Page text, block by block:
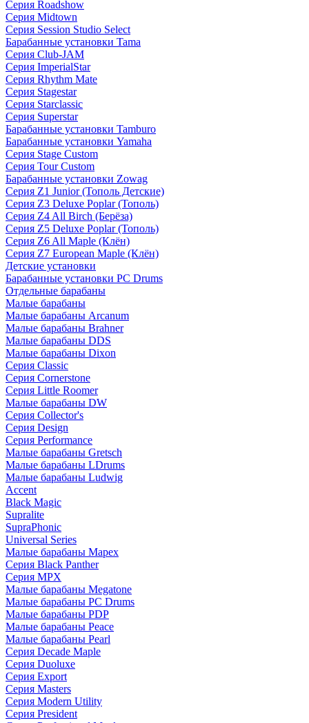
Серия Roadshow
Серия Midtown
Серия Session Studio Select
Барабанные установки Tama
Серия Club-JAM
Серия ImperialStar
Серия Rhythm Mate
Серия Stagestar
Серия Starclassic
Серия Superstar
Барабанные установки Tamburo
Барабанные установки Yamaha
Серия Stage Custom
Серия Tour Custom
Барабанные установки Zowag
Серия Z1 Junior (Тополь Детские)
Серия Z3 Deluxe Poplar (Тополь)
Серия Z4 All Birch (Берёза)
Серия Z5 Deluxe Poplar (Тополь)
Серия Z6 All Maple (Клён)
Серия Z7 European Maple (Клён)
Детские установки
Барабанные установки PC Drums
Отдельные барабаны
Малые барабаны
Малые барабаны Arcanum
Малые барабаны Brahner
Малые барабаны DDS
Малые барабаны Dixon
Серия Classic
Серия Cornerstone
Серия Little Roomer
Малые барабаны DW
Серия Collector's
Серия Design
Серия Performance
Малые барабаны Gretsch
Малые барабаны LDrums
Малые барабаны Ludwig
Accent
Black Magic
Supralite
SupraPhonic
Universal Series
Малые барабаны Mapex
Серия Black Panther
Серия MPX
Малые барабаны Megatone
Малые барабаны PC Drums
Малые барабаны PDP
Малые барабаны Peace
Малые барабаны Pearl
Серия Decade Maple
Серия Duoluxe
Серия Export
Серия Masters
Серия Modern Utility
Серия President